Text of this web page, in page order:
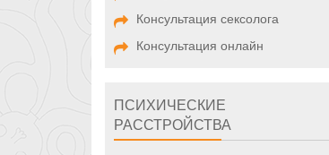
Консультация сексолога
Консультация онлайн
ПСИХИЧЕСКИЕ
РАССТРОЙСТВА